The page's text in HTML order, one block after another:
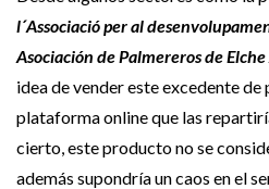
l´Associació per al
Asociación de Palmereros de Elche
idea de vender este excedente de
plataforma online que las
cierto, este producto no se
además supondría un caos en el